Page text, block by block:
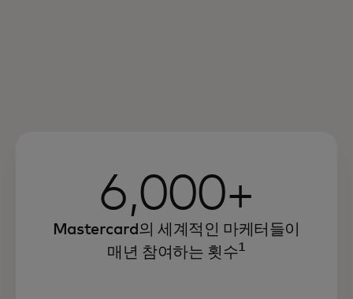
6,000+
Mastercard의 세계적인 마케터들이
매년 참여하는 횟수1